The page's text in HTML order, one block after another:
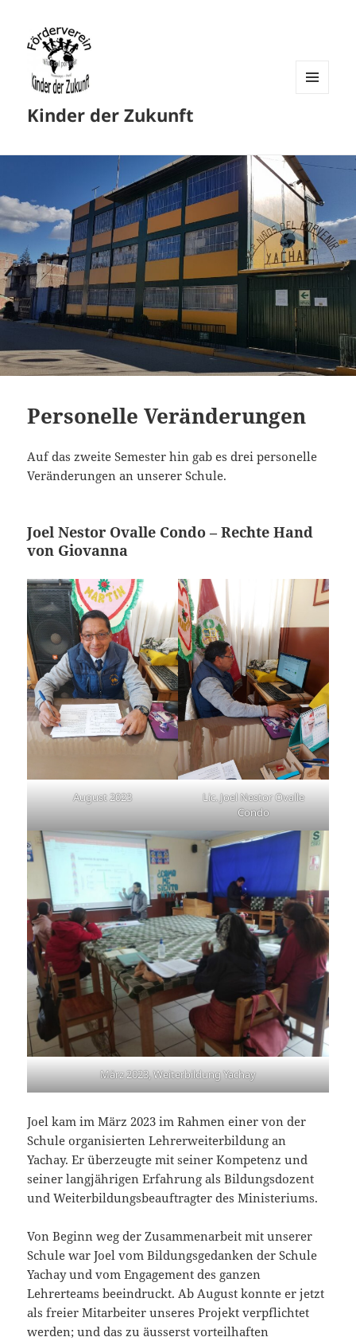
Kinder der Zukunft
Personelle Veränderungen
Auf das zweite Semester hin gab es drei personelle
Veränderungen an unserer Schule.
Joel Nestor Ovalle Condo – Rechte Hand
von Giovanna
August 2023
Lic. Joel Nestor Ovalle
Condo
März 2023, Weiterbildung Yachay
Joel kam im März 2023 im Rahmen einer von der
Schule organisierten Lehrerweiterbildung an
Yachay. Er überzeugte mit seiner Kompetenz und
seiner langjährigen Erfahrung als Bildungsdozent
und Weiterbildungsbeauftragter des Ministeriums.
Von Beginn weg der Zusammenarbeit mit unserer
Schule war Joel vom Bildungsgedanken der Schule
Yachay und vom Engagement des ganzen
Lehrerteams beeindruckt. Ab August konnte er jetzt
als freier Mitarbeiter unseres Projekt verpflichtet
werden; und das zu äusserst vorteilhaften